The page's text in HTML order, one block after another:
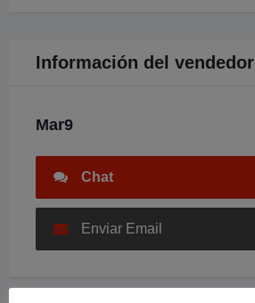
Información del vendedor
Mar9
Chat
Enviar Email